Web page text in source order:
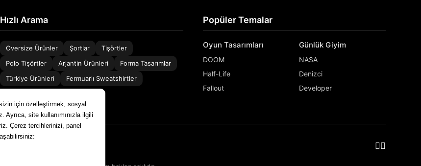
Hızlı Arama
Oversize Ürünler Şortlar
Tişörtler
Polo Tişörtler
Arjantin Ürünleri
Forma Tasarımlar
Türkiye Ürünleri
Fermuarlı Sweatshirtler
Popüler Temalar
Oyun Tasarımları
DOOM
Half-Life
Fallout
Günlük Giyim
NASA
Denizci
Developer